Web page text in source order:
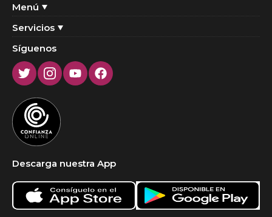
Menú
Servicios
Síguenos
TwitterInstagram
YoutubeFacebook
Descarga nuestra App